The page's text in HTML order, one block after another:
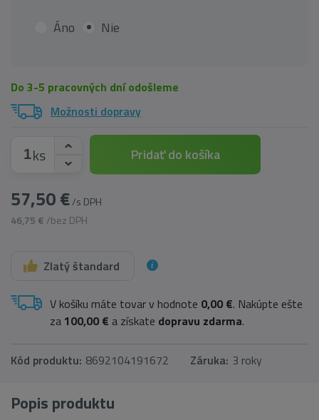
Áno Nie
Do 3-5 pracovných dní odošleme
Možnosti dopravy
ks
57,50 €/s DPH
46,75 € /bez DPH
Pridať do košíka
Zlatý štandard
V košíku máte tovar v hodnote 0,00 €. Nakúpte ešte
za 100,00 € a získate dopravu zdarma.
Kód produktu: 8692104191672 Záruka: 3 roky
Popis produktu